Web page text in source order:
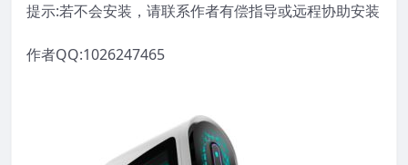
提示:若不会安装，请联系作者有偿指导或远程协助安装
作者QQ:1026247465